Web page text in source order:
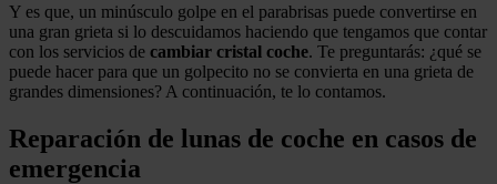
Y es que, un minúsculo golpe en el parabrisas puede convertirse en
una gran grieta si lo descuidamos haciendo que tengamos que contar
con los servicios de cambiar cristal coche. Te preguntarás: ¿qué se
puede hacer para que un golpecito no se convierta en una grieta de
grandes dimensiones? A continuación, te lo contamos.
Reparación de lunas de coche en casos de
emergencia